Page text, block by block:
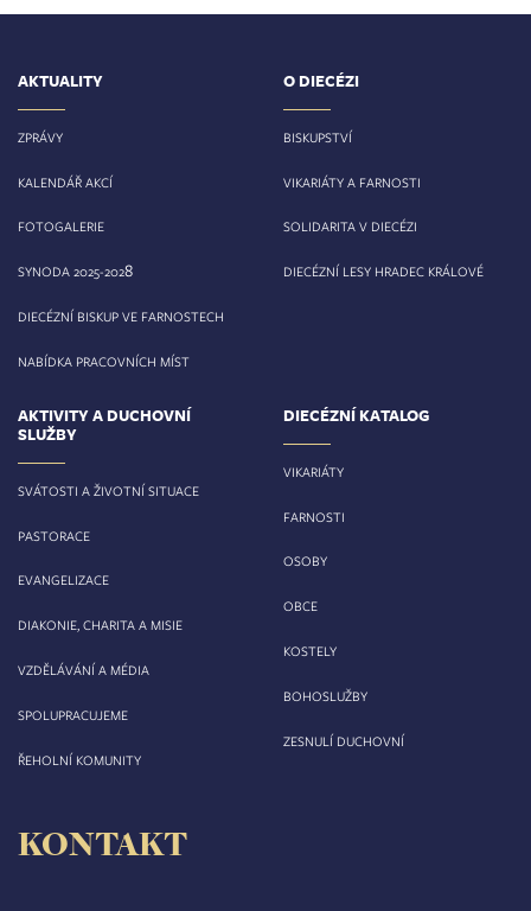
AKTUALITY
ZPRÁVY
KALENDÁŘ AKCÍ
FOTOGALERIE
SYNODA 2025-2028
DIECÉZNÍ BISKUP VE FARNOSTECH
NABÍDKA PRACOVNÍCH MÍST
O DIECÉZI
BISKUPSTVÍ
VIKARIÁTY A FARNOSTI
SOLIDARITA V DIECÉZI
DIECÉZNÍ LESY HRADEC KRÁLOVÉ
AKTIVITY A DUCHOVNÍ
SLUŽBY
SVÁTOSTI A ŽIVOTNÍ SITUACE
PASTORACE
EVANGELIZACE
DIAKONIE, CHARITA A MISIE
VZDĚLÁVÁNÍ A MÉDIA
SPOLUPRACUJEME
ŘEHOLNÍ KOMUNITY
DIECÉZNÍ KATALOG
VIKARIÁTY
FARNOSTI
OSOBY
OBCE
KOSTELY
BOHOSLUŽBY
ZESNULÍ DUCHOVNÍ
KONTAKT